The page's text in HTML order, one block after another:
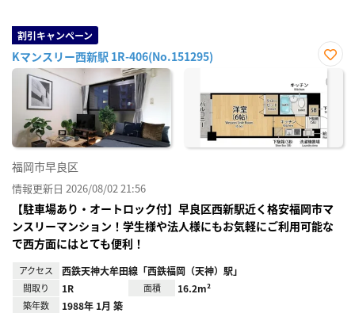
割引キャンペーン
Kマンスリー西新駅 1R-406(No.151295)
お気
に入
り登
録
福岡市早良区
情報更新日 2026/08/02 21:56
【駐車場あり・オートロック付】早良区西新駅近く格安福岡市マ
ンスリーマンション！学生様や法人様にもお気軽にご利用可能な
で西方面にはとても便利！
アクセス 西鉄天神大牟田線「西鉄福岡（天神）駅」
間取り 1R 面積 16.2m²
築年数 1988年 1月 築